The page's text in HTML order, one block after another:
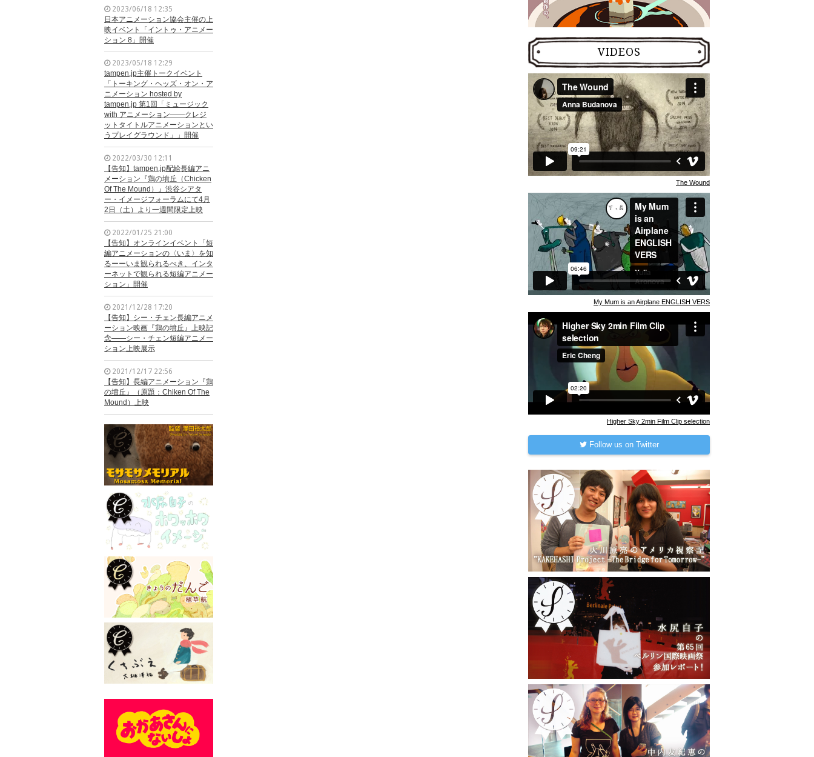
2023/06/18 12:35
日本アニメーション協会主催の上
映イベント「イントゥ・アニメー
ション 8」開催
2023/05/18 12:29
tampen.jp主催トークイベント
「トーキング・ヘッズ・オン・ア
ニメーション hosted by
tampen.jp 第1回「ミュージック
with アニメーション——クレジ
ットタイトルアニメーションとい
うプレイグラウンド」」開催
2022/03/30 12:11
【告知】tampen.jp配給長編アニ
メーション『鶏の墳丘（Chicken
Of The Mound）』渋谷シアタ
ー・イメージフォーラムにて4月
2日（土）より一週間限定上映
2022/01/25 21:00
【告知】オンラインイベント「短
編アニメーションの〈いま〉を知
るーーいま観られるべき、インタ
ーネットで観られる短編アニメー
ション」開催
2021/12/28 17:20
【告知】シー・チェン長編アニメ
ーション映画『鶏の墳丘』上映記
念——シー・チェン短編アニメー
ション上映展示
2021/12/17 22:56
【告知】長編アニメーション『鶏
の墳丘』（原題：Chiken Of The
Mound）上映
VIDEOS
The Wound
My Mum is an Airplane ENGLISH VERS
Higher Sky 2min Film Clip selection
Follow us on Twitter